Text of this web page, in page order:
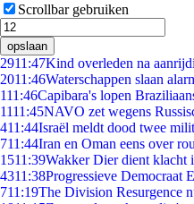
Scrollbar gebruiken
opslaan
2911:47Kind overleden na
2011:46Waterschappen slaan
111:46Capibara's lopen
1111:45NAVO zet wegens
411:44Israël meldt dood twee
711:44Iran en Oman eens over
1511:39Wakker Dier dient klacht
4311:38Progressieve Democraat
711:19The Division Resurgence